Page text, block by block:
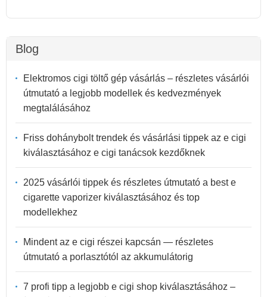
Blog
Elektromos cigi töltő gép vásárlás – részletes vásárlói
útmutató a legjobb modellek és kedvezmények
megtalálásához
Friss dohánybolt trendek és vásárlási tippek az e cigi
kiválasztásához e cigi tanácsok kezdőknek
2025 vásárlói tippek és részletes útmutató a best e
cigarette vaporizer kiválasztásához és top
modellekhez
Mindent az e cigi részei kapcsán — részletes
útmutató a porlasztótól az akkumulátorig
7 profi tipp a legjobb e cigi shop kiválasztásához –